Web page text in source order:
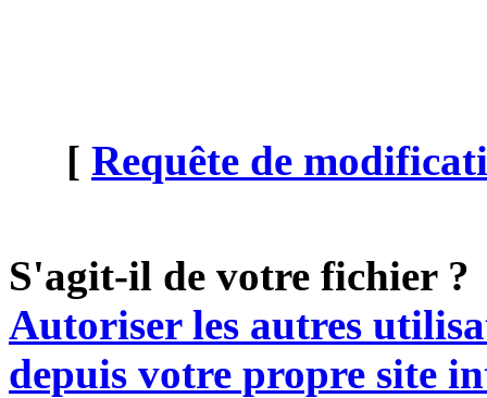
[ Requête de
S'agit-il de votre fichier ?
Autoriser les autres
depuis votre propre site